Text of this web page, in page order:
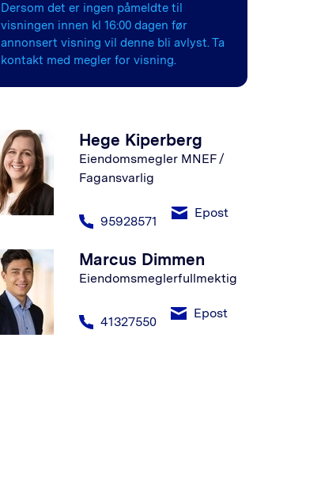
Dersom det er ingen påmeldte til
visningen innen kl 16:00 dagen før
annonsert visning vil denne bli avlyst. Ta
kontakt med megler for visning.
Hege Kiperberg
Eiendomsmegler MNEF /
Fagansvarlig
95928571
Epost
Marcus Dimmen
Eiendomsmeglerfullmektig
41327550
Epost